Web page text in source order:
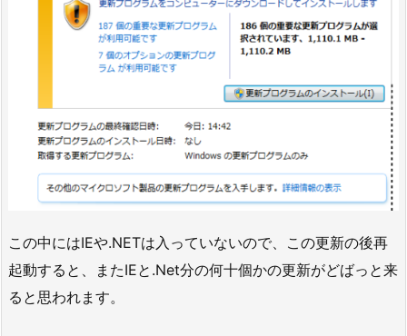
この中にはIEや.NETは入っていないので、この更新の後再
起動すると、またIEと.Net分の何十個かの更新がどばっと来
ると思われます。